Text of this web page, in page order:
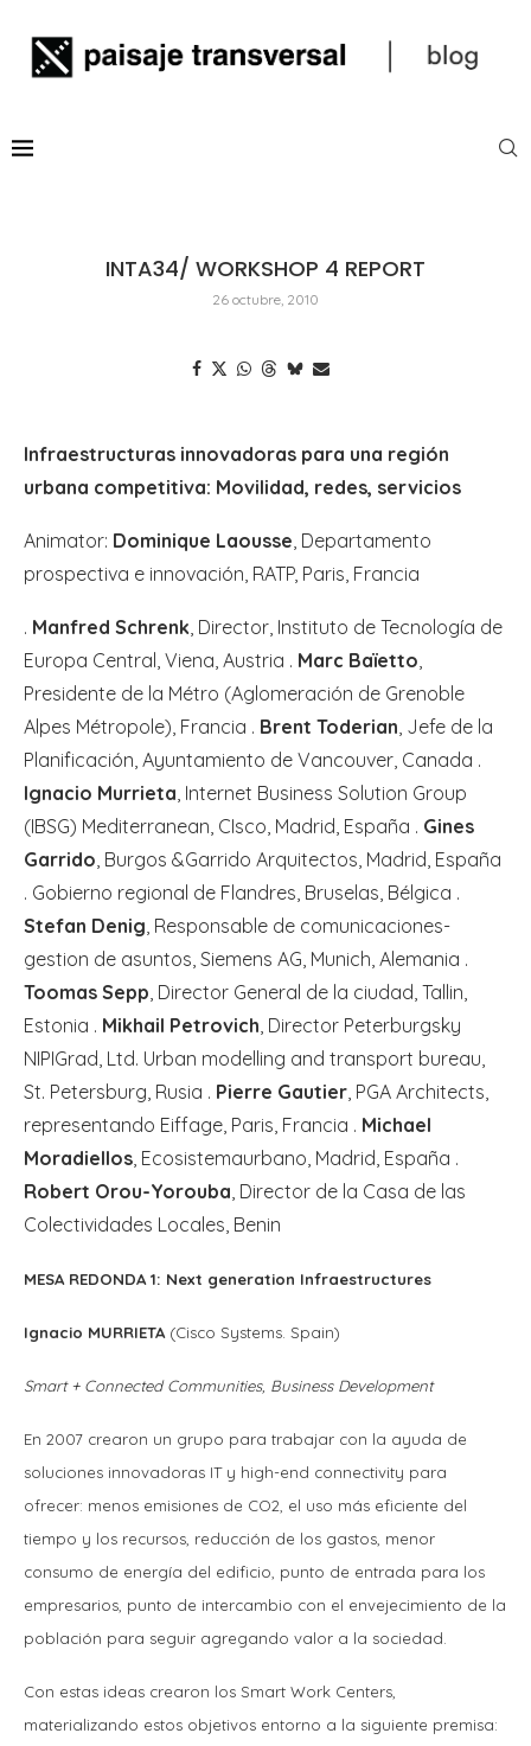
INTA34/ WORKSHOP 4 REPORT
26 octubre, 2010
Infraestructuras innovadoras para una región
urbana competitiva: Movilidad, redes, servicios
Animator: Dominique Laousse , Departamento
prospectiva e innovación, RATP, Paris, Francia
. Manfred Schrenk , Director, Instituto de Tecnología de
Europa Central, Viena, Austria . Marc Baïetto
Presidente de la Métro (Aglomeración de Grenoble
Alpes Métropole), Francia . Brent Toderian , Jefe de la
Planificación, Ayuntamiento de Vancouver, Canada .
Ignacio Murrieta , Internet Business Solution Group
(IBSG) Mediterranean, CIsco, Madrid, España . Gines
Garrido , Burgos &Garrido Arquitectos, Madrid, España
. Gobierno regional de Flandres, Bruselas, Bélgica .
Stefan Denig , Responsable de comunicaciones-
gestion de asuntos, Siemens AG, Munich, Alemania .
Toomas Sepp , Director General de la ciudad, Tallin,
Estonia . Mikhail Petrovich , Director Peterburgsky
NIPIGrad, Ltd. Urban modelling and transport bureau,
St. Petersburg, Rusia . Pierre Gautier , PGA Architects,
representando Eiffage, Paris, Francia . Michael
Moradiellos , Ecosistemaurbano, Madrid, España .
Robert Orou-Yorouba , Director de la Casa de las
Colectividades Locales, Benin
MESA REDONDA 1: Next generation Infraestructures
Ignacio MURRIETA (Cisco Systems. Spain)
Smart + Connected Communities, Business Development
En 2007 crearon un grupo para trabajar con la ayuda de
soluciones innovadoras IT y high-end connectivity para
ofrecer: menos emisiones de CO2, el uso más eficiente del
tiempo y los recursos, reducción de los gastos, menor
consumo de energía del edificio, punto de entrada para los
empresarios, punto de intercambio con el envejecimiento de la
población para seguir agregando valor a la sociedad.
Con estas ideas crearon los Smart Work Centers,
materializando estos objetivos entorno a la siguiente premisa: